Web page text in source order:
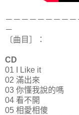
－－－－－－－－
－
〔曲目］：
CD
01 I Like it
02 滿出來
03 你懂我說的嗎
04 看不開
05 相愛相傻